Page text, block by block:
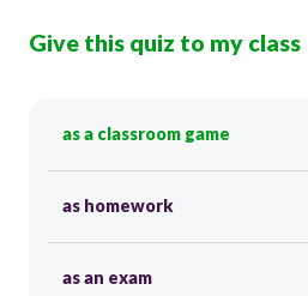
Give this quiz to my class
as a classroom game
as homework
as an exam